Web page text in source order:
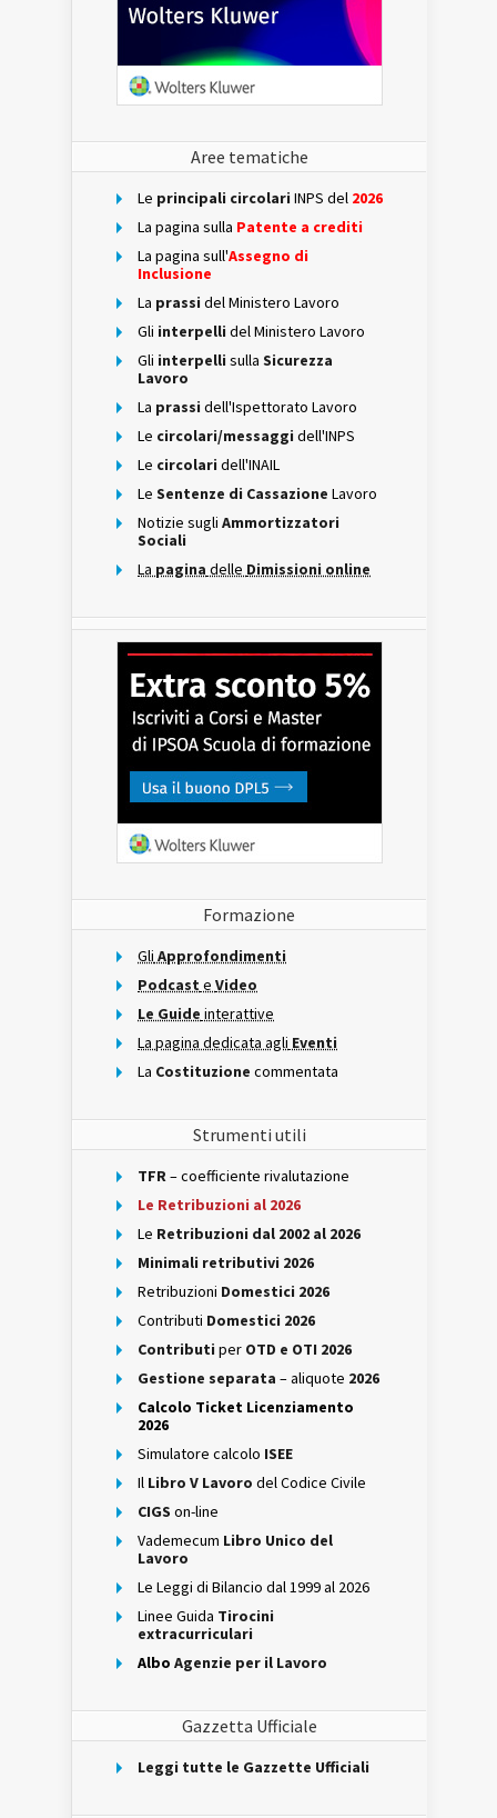
Aree tematiche
Le principali circolari INPS del 2026
La pagina sulla Patente a crediti
La pagina sull'Assegno di
Inclusione
La prassi del Ministero Lavoro
Gli interpelli del Ministero Lavoro
Gli interpelli sulla Sicurezza
Lavoro
La prassi dell'Ispettorato Lavoro
Le circolari/messaggi dell'INPS
Le circolari dell'INAIL
Le Sentenze di Cassazione Lavoro
Notizie sugli Ammortizzatori
Sociali
La pagina delle Dimissioni online
Formazione
Gli Approfondimenti
Podcast e Video
Le Guide interattive
La pagina dedicata agli Eventi
La Costituzione commentata
Strumenti utili
TFR– coefficiente rivalutazione
Le Retribuzioni al 2026
Le Retribuzioni dal 2002 al 2026
Minimali retributivi 2026
Retribuzioni Domestici 2026
Contributi Domestici 2026
Contributi per OTD e OTI 2026
Gestione separata – aliquote 2026
Calcolo Ticket Licenziamento
2026
Simulatore calcolo ISEE
Il Libro V Lavoro del Codice Civile
CIGS on-line
Vademecum Libro Unico del
Lavoro
Le Leggi di Bilancio dal 1999 al 2026
Linee Guida Tirocini
extracurriculari
Albo Agenzie per il Lavoro
Gazzetta Ufficiale
Leggi tutte le Gazzette Ufficiali